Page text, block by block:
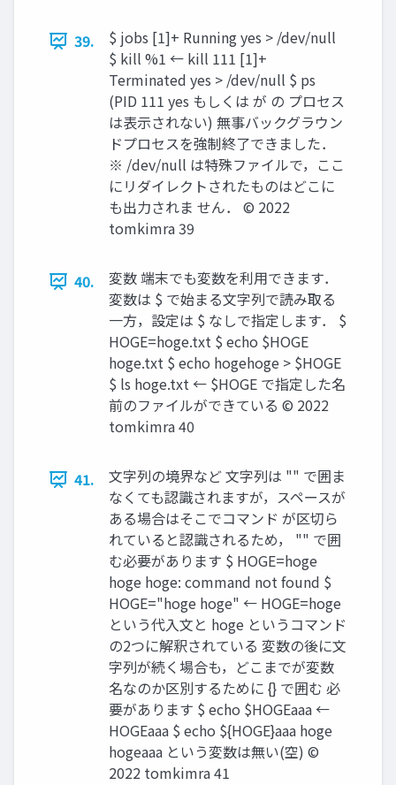
39.
$ jobs [1]+ Running yes > /dev/null
$ kill %1 ← kill 111 [1]+
Terminated yes > /dev/null $ ps
(PID 111 yes もしくは が の プロセス
は表示されない) 無事バックグラウン
ドプロセスを強制終了できました．
※ /dev/null は特殊ファイルで，ここ
にリダイレクトされたものはどこに
も出力されま せん． ©︎ 2022
tomkimra 39
40.
変数 端末でも変数を利用できます．
変数は $ で始まる文字列で読み取る
一方，設定は $ なしで指定します． $
HOGE=hoge.txt $ echo $HOGE
hoge.txt $ echo hogehoge > $HOGE
$ ls hoge.txt ← $HOGE で指定した名
前のファイルができている ©︎ 2022
tomkimra 40
41.
文字列の境界など 文字列は "" で囲ま
なくても認識されますが，スペースが
ある場合はそこでコマンド が区切ら
れていると認識されるため， "" で囲
む必要があります $ HOGE=hoge
hoge hoge: command not found $
HOGE="hoge hoge" ← HOGE=hoge
という代入文と hoge というコマンド
の2つに解釈されている 変数の後に文
字列が続く場合も，どこまでが変数
名なのか区別するために {} で囲む 必
要があります $ echo $HOGEaaa ←
HOGEaaa $ echo ${HOGE}aaa hoge
hogeaaa という変数は無い(空) ©︎
2022 tomkimra 41